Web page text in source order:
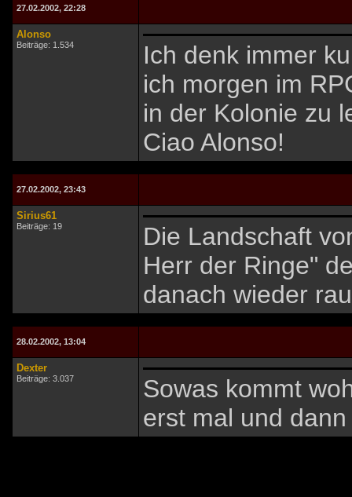
27.02.2002, 22:28
Alonso
Beiträge: 1.534
Ich denk immer
ich morgen im
in der Kolonie zu
Ciao Alonso!
27.02.2002, 23:43
Sirius61
Beiträge: 19
Die Landschaft
Herr der Ringe"
danach wieder
28.02.2002, 13:04
Dexter
Beiträge: 3.037
Sowas kommt
erst mal und